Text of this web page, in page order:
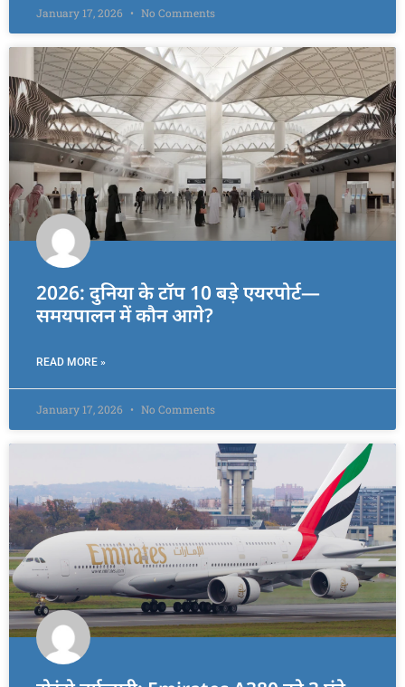
January 17, 2026 No Comments
2026: दुनिया के टॉप 10 बड़े एयरपोर्ट—
समयपालन में कौन आगे?
READ MORE »
January 17, 2026 No Comments